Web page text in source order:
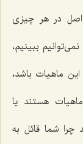
اصل در هر چیزی
ببینیم،
ماهیات باشد،
هستند یا
چرا شما قائل به